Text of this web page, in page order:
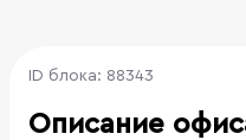
ID блока: 88343
Описание